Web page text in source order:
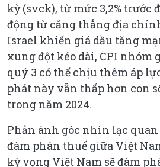
kỳ (svck), từ mức 3,2% trước
động từ căng thẳng địa
Israel khiến giá dầu tăng
xung đột kéo dài, CPI nhóm
quý 3 có thể chịu thêm áp
phát này vẫn thấp hơn con
trong năm 2024.
Phản ánh góc nhìn lạc
đàm phán thuế giữa Việt
kỳ vọng Việt Nam sẽ đàm